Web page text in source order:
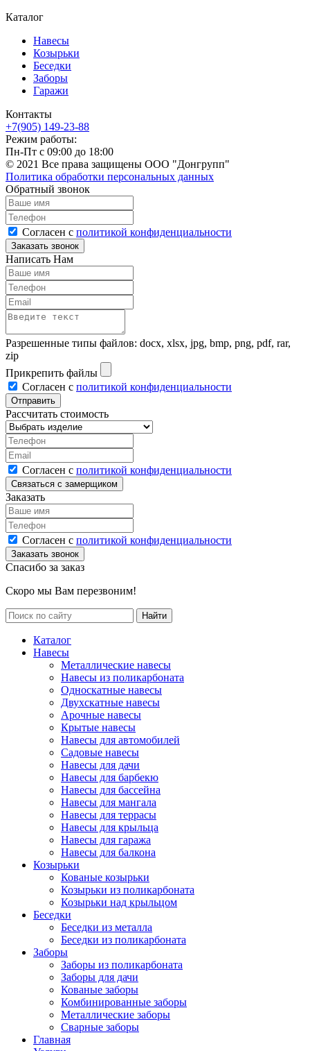
Каталог
Навесы
Козырьки
Беседки
Заборы
Гаражи
Контакты
+7(905) 149-23-88
Режим работы:
Пн-Пт с 09:00 до 18:00
© 2021 Все права защищены ООО "Донгрупп"
Политика обработки персональных данных
Обратный звонок
Согласен с политикой конфиденциальности
Написать Нам
Разрешенные типы файлов: docx, xlsx, jpg, bmp, png, pdf, rar,
zip
Прикрепить файлы
Согласен с политикой конфиденциальности
Рассчитать стоимость
Согласен с политикой конфиденциальности
Заказать
Согласен с политикой конфиденциальности
Спасибо за заказ
Скоро мы Вам перезвоним!
Каталог
Навесы
Металлические навесы
Навесы из поликарбоната
Односкатные навесы
Двухскатные навесы
Арочные навесы
Крытые навесы
Навесы для автомобилей
Садовые навесы
Навесы для дачи
Навесы для барбекю
Навесы для бассейна
Навесы для мангала
Навесы для террасы
Навесы для крыльца
Навесы для гаража
Навесы для балкона
Козырьки
Кованые козырьки
Козырьки из поликарбоната
Козырьки над крыльцом
Беседки
Беседки из металла
Беседки из поликарбоната
Заборы
Заборы из поликарбоната
Заборы для дачи
Кованые заборы
Комбинированные заборы
Металлические заборы
Сварные заборы
Главная